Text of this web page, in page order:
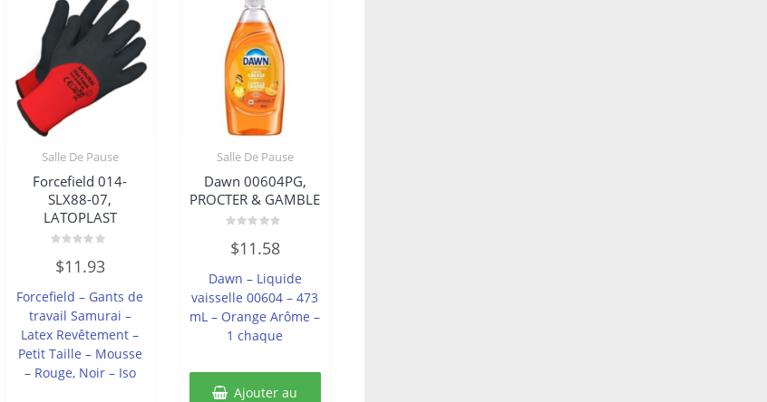
Salle De Pause
Forcefield 014-
SLX88-07,
LATOPLAST
0
sur
$11.93
Forcefield – Gants de
travail Samurai –
Latex Revêtement –
Petit Taille – Mousse
– Rouge, Noir – Iso
Salle De Pause
Dawn 00604PG,
PROCTER & GAMBLE
0
sur
$11.58
Dawn – Liquide
vaisselle 00604 – 473
mL – Orange Arôme –
1 chaque
Ajouter au